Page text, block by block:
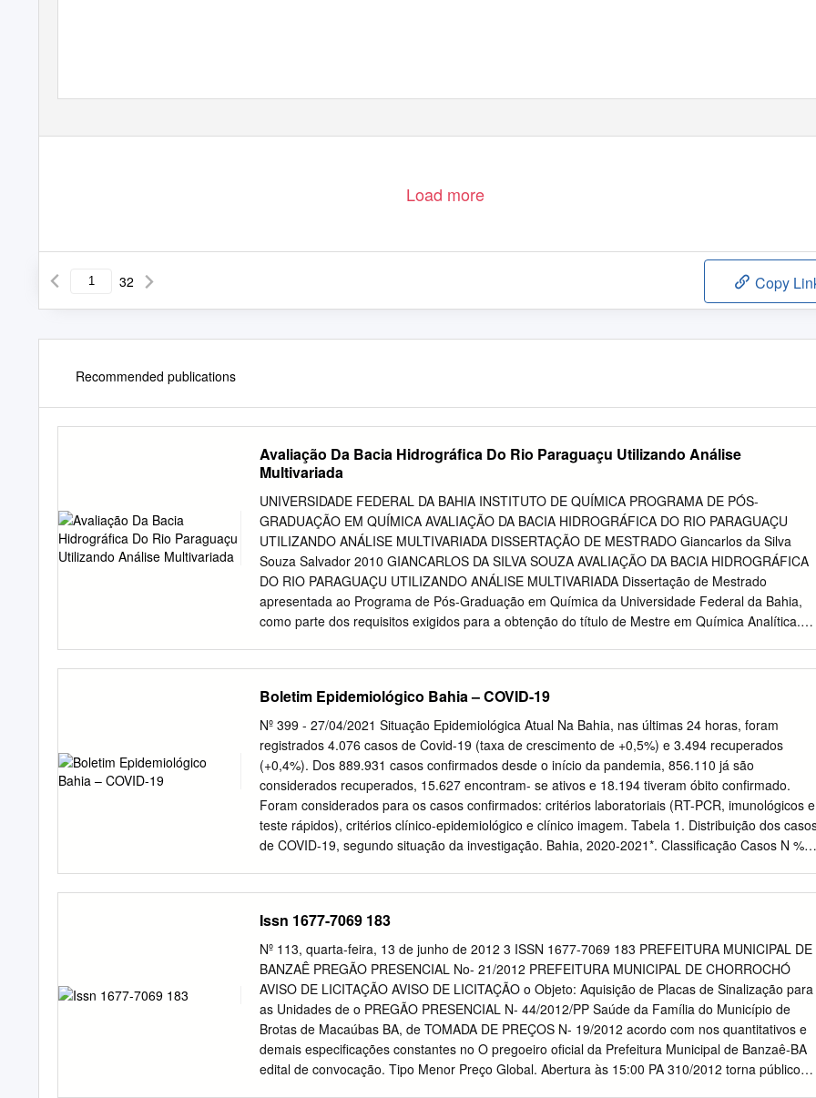
Load more
32 Copy
Recommended publications
Avaliação Da Bacia Hidrográfica Do Rio Paraguaçu Utilizando Análise
Multivariada
UNIVERSIDADE FEDERAL DA BAHIA INSTITUTO DE QUÍMICA PROGRAMA DE PÓS-
GRADUAÇÃO EM QUÍMICA AVALIAÇÃO DA BACIA HIDROGRÁFICA DO RIO PARAGUAÇU
UTILIZANDO ANÁLISE MULTIVARIADA DISSERTAÇÃO DE MESTRADO Giancarlos da Silva
Souza Salvador 2010 GIANCARLOS DA SILVA SOUZA AVALIAÇÃO DA BACIA HIDROGRÁFICA
DO RIO PARAGUAÇU UTILIZANDO ANÁLISE MULTIVARIADA Dissertação de Mestrado
apresentada ao Programa de Pós-Graduação em Química da Universidade Federal da Bahia,
como parte dos requisitos exigidos para a obtenção do título de Mestre em Química Analítica.
UTILIZANDO ANÁLISE MULTIVARIADA Dissertação para obtenção do grau de Mestre em
Química Salvador, 30 de março de 2010 Banca Examinadora: Leonardo Sena Gomes Teixeira
________________________________________________ Doutor em Química, UFBA
Universidade Federal da Bahia Sergio Luis Costa Ferreira
____________________________________________________ Doutor em Química (Química
Analítica Inorgânica), PUC-Rio Universidade Federal da Bahia Rennan Geovanny Oliveira
_____________________________________________ Doutor em Química, UFBA
Universidade Federal de Sergipe RESUMO Fontes de poluição podem comprometer os diversos
Boletim Epidemiológico Bahia – COVID-19
Nº 399 - 27/04/2021 Situação Epidemiológica Atual Na Bahia, nas últimas 24 horas, foram
registrados 4.076 casos de Covid-19 (taxa de crescimento de +0,5%) e 3.494 recuperados
(+0,4%). Dos 889.931 casos confirmados desde o início da pandemia, 856.110 já são
considerados recuperados, 15.627 encontram- se ativos e 18.194 tiveram óbito confirmado.
Foram considerados para os casos confirmados: critérios laboratoriais (RT-PCR, imunológicos e
teste rápidos), critérios clínico-epidemiológico e clínico imagem. Tabela 1. Distribuição dos
de COVID-19, segundo situação da investigação. Bahia, 2020-2021*. Classificação Casos N %
dos municípios* 2091 0,09 Total 889931 39,11 Descartados 1191910 52,38 Em investigação
193784 8,52 Total 2275625 100 *Casos confirmados de covid-19 cuja condição clinica
permanece sendo acompanhada ou aguardando autorização pelos municipios. Fonte: e-SUS-
Ve/ Divep e GAL/Lacen, dados obtidos em 27/04/2021. Figura 1. Distribuição do acumulado de
casos confirmados por Covid-19 por semana epidemiológica Bahia, 2020-2021.** Na Figura 1,
observa-se que da 14ª Semana Epidemiológica (SE) de 2020 a 16º SE de 2021 houve um
aumento do número de casos confirmados de COVID-19 na Bahia, com incremento de
262.043,75% de casos nesse período. Página 2/19 Até 27/04/2021 no Estado da Bahia, o
Issn 1677-7069 183
Nº 113, quarta-feira, 13 de junho de 2012 3 ISSN 1677-7069 183 PREFEITURA MUNICIPAL DE
BANZAÊ PREGÃO PRESENCIAL No- 21/2012 PREFEITURA MUNICIPAL DE CHORROCHÓ
AVISO DE LICITAÇÃO AVISO DE LICITAÇÃO o Objeto: Aquisição de Placas de Sinalização para
as Unidades de o PREGÃO PRESENCIAL N- 44/2012/PP Saúde da Família do Município de
Brotas de Macaúbas BA, de TOMADA DE PREÇOS N- 19/2012 acordo com nos quantitativos e
demais especificações constantes no O pregoeiro oficial da Prefeitura Municipal de Banzaê-BA
edital de convocação. Tipo Menor Preço Global. Abertura às 15:00 PA 310/2012 torna público